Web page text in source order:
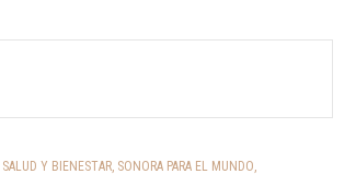
SALUD Y BIENESTAR, SONORA PARA EL MUNDO,